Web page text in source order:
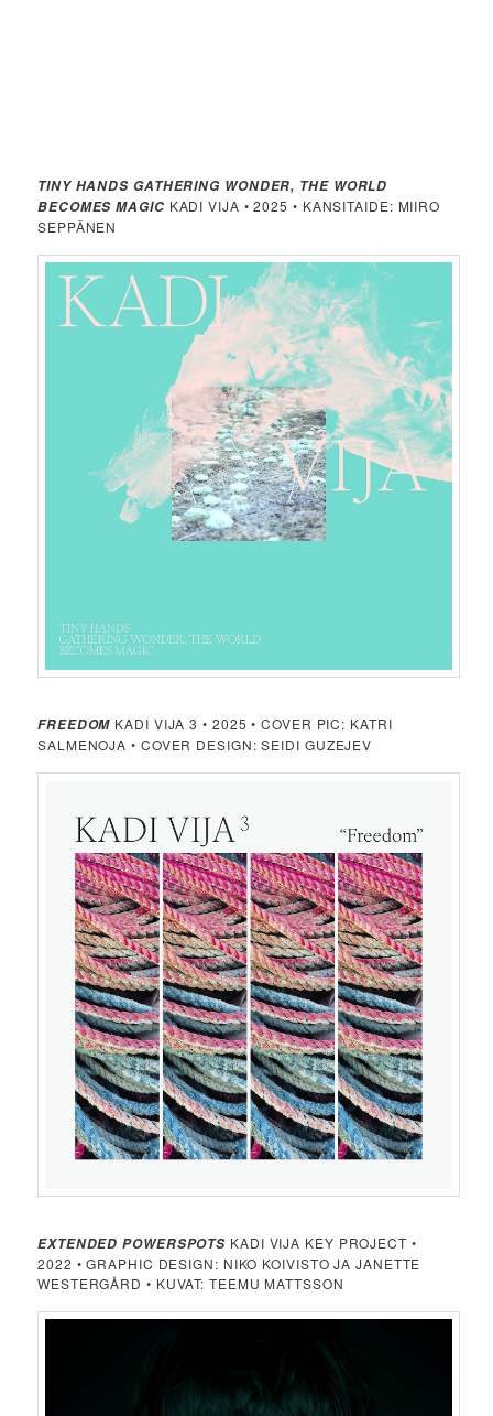
TINY HANDS GATHERING WONDER, THE WORLD
BECOMES MAGIC KADI VIJA • 2025 • KANSITAIDE: MIIRO
SEPPÄNEN
FREEDOM KADI VIJA 3 • 2025 • COVER PIC: KATRI
SALMENOJA • COVER DESIGN: SEIDI GUZEJEV
EXTENDED POWERSPOTS KADI VIJA KEY PROJECT •
2022 • GRAPHIC DESIGN: NIKO KOIVISTO JA JANETTE
WESTERGÅRD • KUVAT: TEEMU MATTSSON